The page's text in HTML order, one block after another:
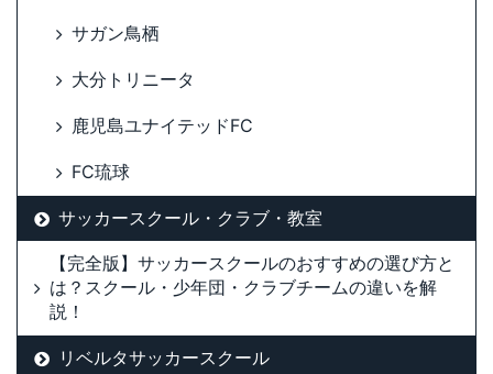
サガン鳥栖
大分トリニータ
鹿児島ユナイテッドFC
FC琉球
サッカースクール・クラブ・教室
【完全版】サッカースクールのおすすめの選び方と
は？スクール・少年団・クラブチームの違いを解
説！
リベルタサッカースクール